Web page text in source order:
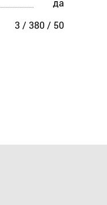
да
3 / 380 / 50